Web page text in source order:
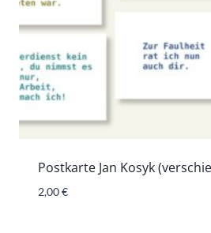
Postkarte Jan Kosyk
2,00€